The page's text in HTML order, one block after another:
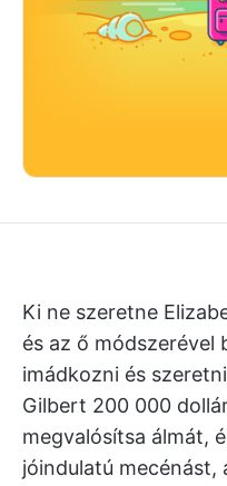
Ki ne szeretne
és az ő módszerével
imádkozni és
Gilbert 200 000
megvalósítsa álmát,
jóindulatú mecénást,